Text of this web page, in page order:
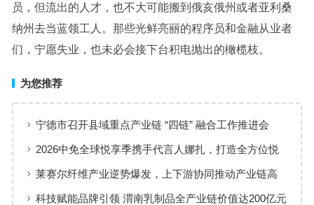
员，但流出的人才，也不大可能搬到俄亥俄州或者亚利桑
纳州去当蓝领工人。那些光鲜亮丽的程序员和金融从业者
们，宁愿失业，也未必会接下台积电抛出的橄榄枝。
为您推荐
宁德市召开县域重点产业链 “四链” 融合工作推进会
2026中免全球悦享季携手代言人娜扎，打造全方位悦
享风尚体验
莱赛尔纤维产业逆势爆发，上下游协同推动产业链高
质量发展
科技赋能品牌引领 渭南乳制品全产业链价值达200亿元